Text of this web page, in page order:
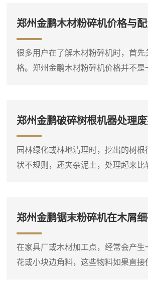
转轴和螺旋轴的作用下，物料被推动
定刀相互作用，对物料进行反复切
郑州金鹏木材粉碎机价格与
很多用户在了解木材粉碎机时，首
格。郑州金鹏木材粉碎机价格并不是
大型柴油粉碎机的价格差异就比较明
问价格之前，**先明确自己要处理的
木材粉碎机是一个大类，包括盘式削
机、综合破碎机等多种类型...
郑州金鹏破碎树根机器处理
园林绿化或林地清理时，挖出的树
状不规则，还夹杂泥土，处理起来
放。设备进料口宽大，带有液压压料
根强制压入破碎腔，即使形状复杂的
装有厚重的破碎刀片，由大功率电
树根放入料斗后，液压压料器将...
郑州金鹏锯末粉碎机在木屑
在家具厂或木材加工点，经常会产生
花或小块边角料，这些物料如果直接